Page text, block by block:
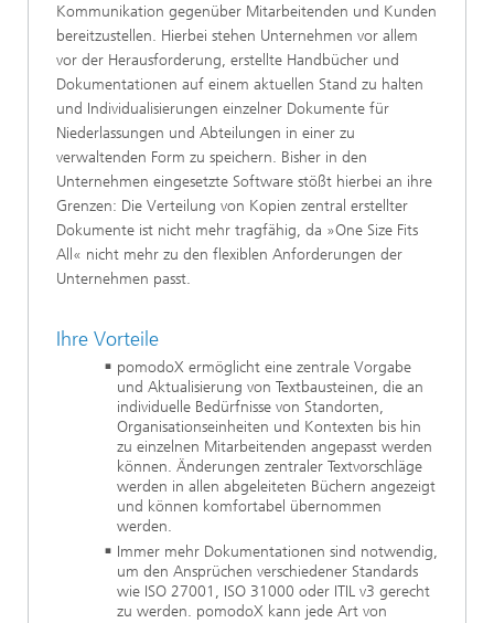
Kommunikation gegenüber Mitarbeitenden und Kunden
bereitzustellen. Hierbei stehen Unternehmen vor allem
vor der Herausforderung, erstellte Handbücher und
Dokumentationen auf einem aktuellen Stand zu halten
und Individualisierungen einzelner Dokumente für
Niederlassungen und Abteilungen in einer zu
verwaltenden Form zu speichern. Bisher in den
Unternehmen eingesetzte Software stößt hierbei an ihre
Grenzen: Die Verteilung von Kopien zentral erstellter
Dokumente ist nicht mehr tragfähig, da »One Size Fits
All« nicht mehr zu den flexiblen Anforderungen der
Unternehmen passt.
Ihre Vorteile
pomodoX ermöglicht eine zentrale Vorgabe
und Aktualisierung von Textbausteinen, die an
individuelle Bedürfnisse von Standorten,
Organisationseinheiten und Kontexten bis hin
zu einzelnen Mitarbeitenden angepasst werden
können. Änderungen zentraler Textvorschläge
werden in allen abgeleiteten Büchern angezeigt
und können komfortabel übernommen
werden.
Immer mehr Dokumentationen sind notwendig,
um den Ansprüchen verschiedener Standards
wie ISO 27001, ISO 31000 oder ITIL v3 gerecht
zu werden. pomodoX kann jede Art von